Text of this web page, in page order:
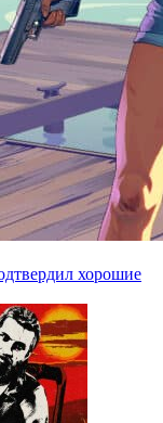
хорошие